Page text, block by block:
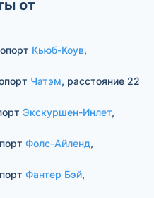
от
Кьюб-Коув,
Чатэм, расстояние 22
Экскуршен-Инлет,
Фолс-Айленд,
Фантер Бэй,